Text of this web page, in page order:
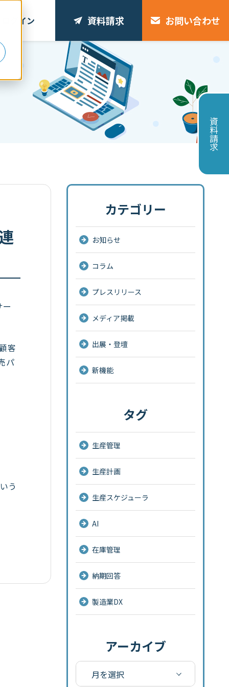
ログイン 資料請求 お問い合わせ
資料請求
客
パ
う
カテゴリー
お知らせ
コラム
プレスリリース
メディア掲載
出展・登壇
新機能
タグ
生産管理
生産計画
生産スケジューラ
AI
在庫管理
納期回答
製造業DX
アーカイブ